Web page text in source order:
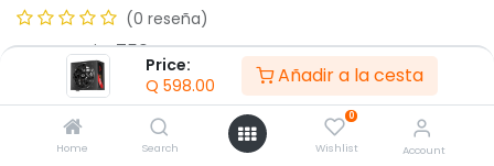
Price:
Q 598.00 Añadir a la cesta
Home Search
0
Wishlist Account
(0 reseña)
- Potencia: 750W
- Certificación: 80 Plus Bronze
- Factor de forma: ATX
- Ventilador: 120 mm con rodamientos de baja
fricción